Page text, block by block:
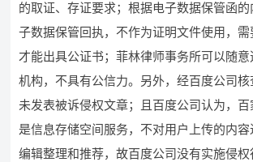
的取证、存证要求；根据电子数据保管函
子数据保管回执，不作为证明文件使用，
才能出具公证书；菲林律师事务所可以随
机构，不具有公信力。另外，经百度公司
未发表被诉侵权文章；且百度公司认为，
是信息存储空间服务，不对用户上传的内容
编辑整理和推荐，故百度公司没有实施侵权